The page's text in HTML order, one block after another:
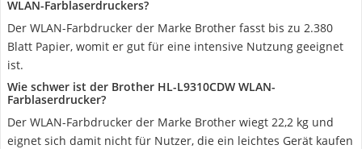
WLAN-Farblaserdruckers?
Der WLAN-Farbdrucker der Marke Brother fasst bis zu 2.380
Blatt Papier, womit er gut für eine intensive Nutzung geeignet
ist.
Wie schwer ist der Brother HL-L9310CDW WLAN-
Farblaserdrucker?
Der WLAN-Farbdrucker der Marke Brother wiegt 22,2 kg und
eignet sich damit nicht für Nutzer, die ein leichtes Gerät kaufen